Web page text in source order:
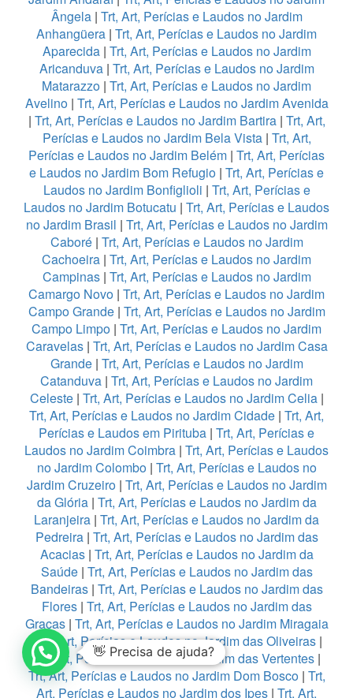
Ângela| Trt, Art, Perícias e Laudos no Jardim
Anhangüera | Trt, Art, Perícias e Laudos no Jardim
Aparecida| Trt, Art, Perícias e Laudos no Jardim
Aricanduva| Trt, Art, Perícias e Laudos no Jardim
Matarazzo | Trt, Art, Perícias e Laudos no Jardim
Avelino| Trt, Art, Perícias e Laudos no Jardim Avenida
| Trt, Art, Perícias e Laudos no Jardim Bartira| Trt, Art,
Perícias e Laudos no Jardim Bela Vista| Trt, Art,
Perícias e Laudos no Jardim Belém | Trt, Art, Perícias
e Laudos no Jardim Bom Refugio | Trt, Art, Perícias e
Laudos no Jardim Bonfiglioli | Trt, Art, Perícias e
Laudos no Jardim Botucatu | Trt, Art, Perícias e Laudos
no Jardim Brasil | Trt, Art, Perícias e Laudos no Jardim
Caboré| Trt, Art, Perícias e Laudos no Jardim
Cachoeira | Trt, Art, Perícias e Laudos no Jardim
Campinas| Trt, Art, Perícias e Laudos no Jardim
Camargo Novo | Trt, Art, Perícias e Laudos no Jardim
Campo Grande| Trt, Art, Perícias e Laudos no Jardim
Campo Limpo | Trt, Art, Perícias e Laudos no Jardim
Caravelas| Trt, Art, Perícias e Laudos no Jardim Casa
Grande| Trt, Art, Perícias e Laudos no Jardim
Catanduva | Trt, Art, Perícias e Laudos no Jardim
Celeste| Trt, Art, Perícias e Laudos no Jardim Celia|
Trt, Art, Perícias e Laudos no Jardim Cidade | Trt, Art,
Perícias e Laudos em Pirituba | Trt, Art, Perícias e
Laudos no Jardim Coimbra | Trt, Art, Perícias e Laudos
no Jardim Colombo| Trt, Art, Perícias e Laudos no
Jardim Cruzeiro| Trt, Art, Perícias e Laudos no Jardim
da Glória| Trt, Art, Perícias e Laudos no Jardim da
Laranjeira | Trt, Art, Perícias e Laudos no Jardim da
Pedreira| Trt, Art, Perícias e Laudos no Jardim das
Acacias| Trt, Art, Perícias e Laudos no Jardim da
Saúde| Trt, Art, Perícias e Laudos no Jardim das
Bandeiras| Trt, Art, Perícias e Laudos no Jardim das
Flores| Trt, Art, Perícias e Laudos no Jardim das
Graças| Trt, Art, Perícias e Laudos no Jardim Miragaia
|Trt, Art, Perícias e Laudos no Jardim das Oliveiras|
Trt, Art, Perícias e Laudos no Jardim das Vertentes|
Trt, Art, Perícias e Laudos no Jardim Dom Bosco| Trt,
Art, Perícias e Laudos no Jardim dos Ipes | Trt, Art,
👋 Precisa de ajuda?